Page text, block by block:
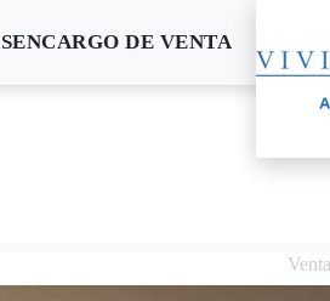
ENCARGO DE VENTA